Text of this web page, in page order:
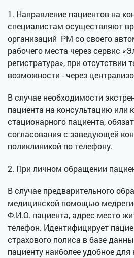
1. Направление пациентов на
специалистам осуществляют
организаций РМ со своего
рабочего места через сервис
регистратура», при отсутствии
возможности - через
В случае необходимости
пациента на консультацию или
стационарного пациента,
согласования с заведующей
поликлиникой по телефону.
2. При личном обращении
В случае предварительного
медицинской помощью
Ф.И.О. пациента, адрес место
телефон. Идентифицирует
страхового полиса в базе
пациенту наиболее удобное